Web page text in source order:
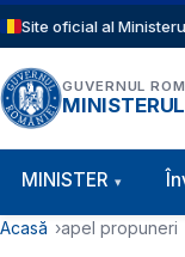
Sari la conținutul
Site oficial al
GUVERNUL
Navigație
MINISTER
Cale de
Acasă apel propuneri